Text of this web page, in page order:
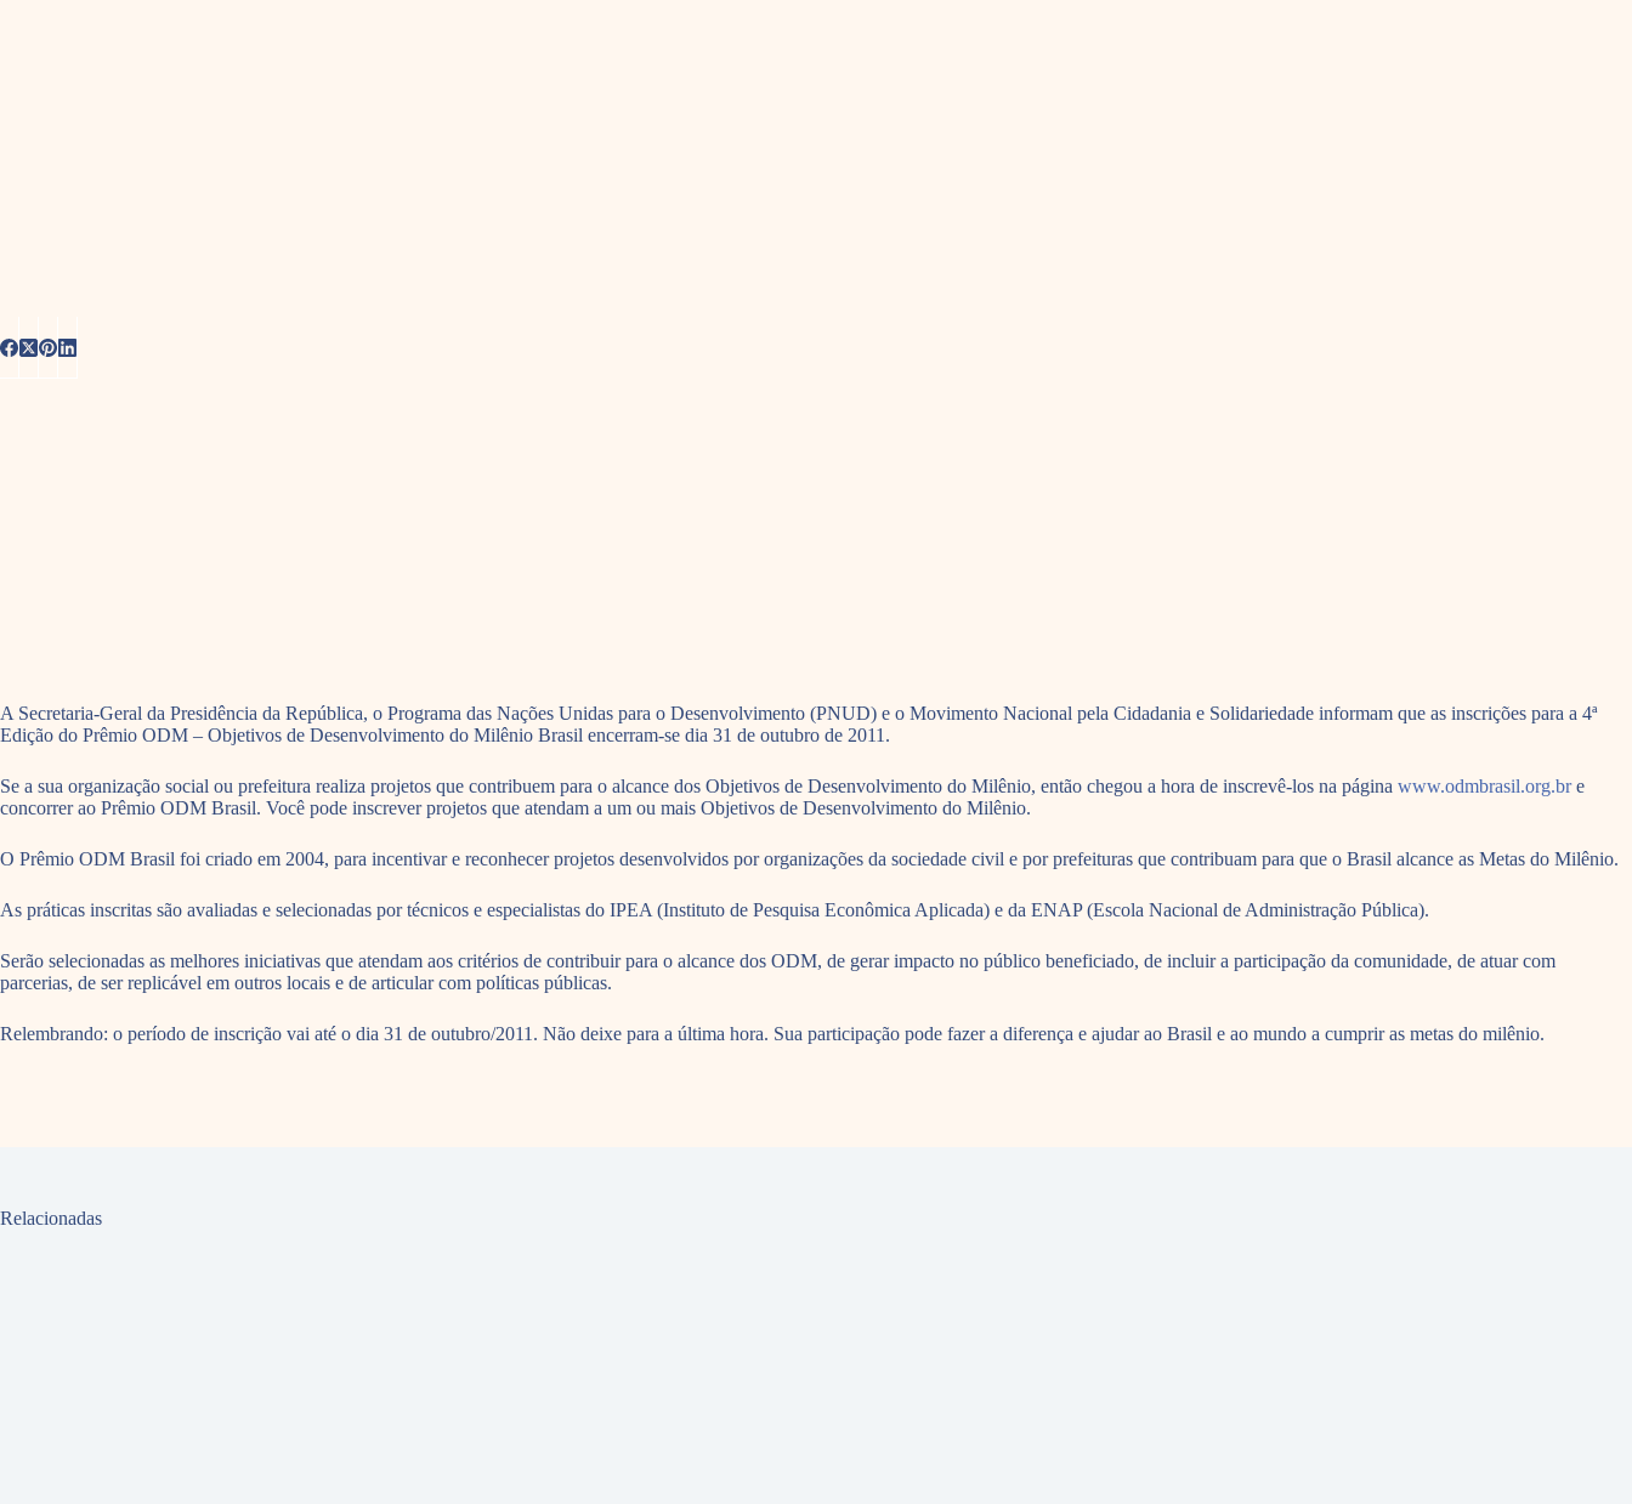
A Secretaria-Geral da Presidência da República, o Programa das Nações Unidas para o Desenvolvimento (PNUD) e o Movimento Nacional pela Cidadania e Solidariedade informam que as inscrições para a 4ª
Edição do Prêmio ODM – Objetivos de Desenvolvimento do Milênio Brasil encerram-se dia 31 de outubro de 2011.
Se a sua organização social ou prefeitura realiza projetos que contribuem para o alcance dos Objetivos de Desenvolvimento do Milênio, então chegou a hora de inscrevê-los na página www.odmbrasil.org.bre
concorrer ao Prêmio ODM Brasil. Você pode inscrever projetos que atendam a um ou mais Objetivos de Desenvolvimento do Milênio.
O Prêmio ODM Brasil foi criado em 2004, para incentivar e reconhecer projetos desenvolvidos por organizações da sociedade civil e por prefeituras que contribuam para que o Brasil alcance as Metas do Milênio.
As práticas inscritas são avaliadas e selecionadas por técnicos e especialistas do IPEA (Instituto de Pesquisa Econômica Aplicada) e da ENAP (Escola Nacional de Administração Pública).
Serão selecionadas as melhores iniciativas que atendam aos critérios de contribuir para o alcance dos ODM, de gerar impacto no público beneficiado, de incluir a participação da comunidade, de atuar com
parcerias, de ser replicável em outros locais e de articular com políticas públicas.
Relembrando: o período de inscrição vai até o dia 31 de outubro/2011. Não deixe para a última hora. Sua participação pode fazer a diferença e ajudar ao Brasil e ao mundo a cumprir as metas do milênio.
Relacionadas